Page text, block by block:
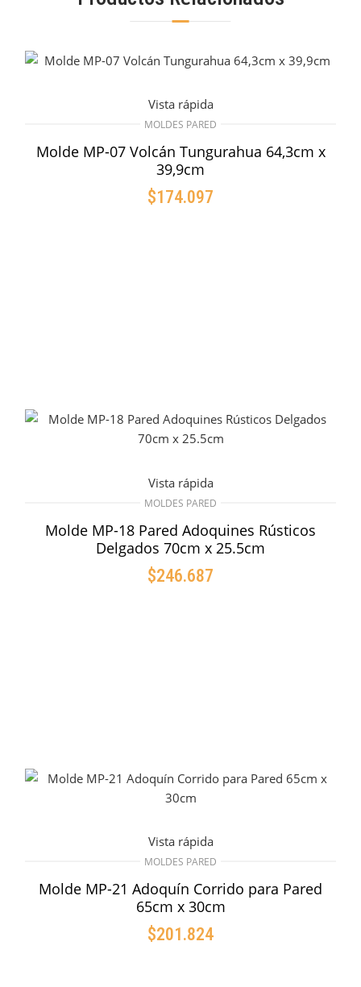
Vista rápida
MOLDES PARED
Molde MP-07 Volcán Tungurahua 64,3cm x
39,9cm
$174.097
Vista rápida
MOLDES PARED
Molde MP-18 Pared Adoquines Rústicos
Delgados 70cm x 25.5cm
$246.687
Vista rápida
MOLDES PARED
Molde MP-21 Adoquín Corrido para Pared
65cm x 30cm
$201.824